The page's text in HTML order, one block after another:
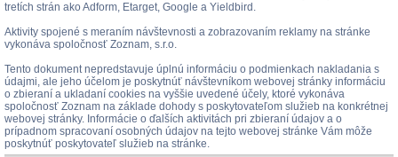
tretích strán ako Adform, Etarget, Google a Yieldbird.
Aktivity spojené s meraním návštevnosti a zobrazovaním reklamy na stránke
vykonáva spoločnosť Zoznam, s.r.o.
Tento dokument nepredstavuje úplnú informáciu o podmienkach nakladania s
údajmi, ale jeho účelom je poskytnúť návštevníkom webovej stránky informáciu
o zbieraní a ukladaní cookies na vyššie uvedené účely, ktoré vykonáva
spoločnosť Zoznam na základe dohody s poskytovateľom služieb na konkrétnej
webovej stránky. Informácie o ďalších aktivitách pri zbieraní údajov a o
prípadnom spracovaní osobných údajov na tejto webovej stránke Vám môže
poskytnúť poskytovateľ služieb na stránke.